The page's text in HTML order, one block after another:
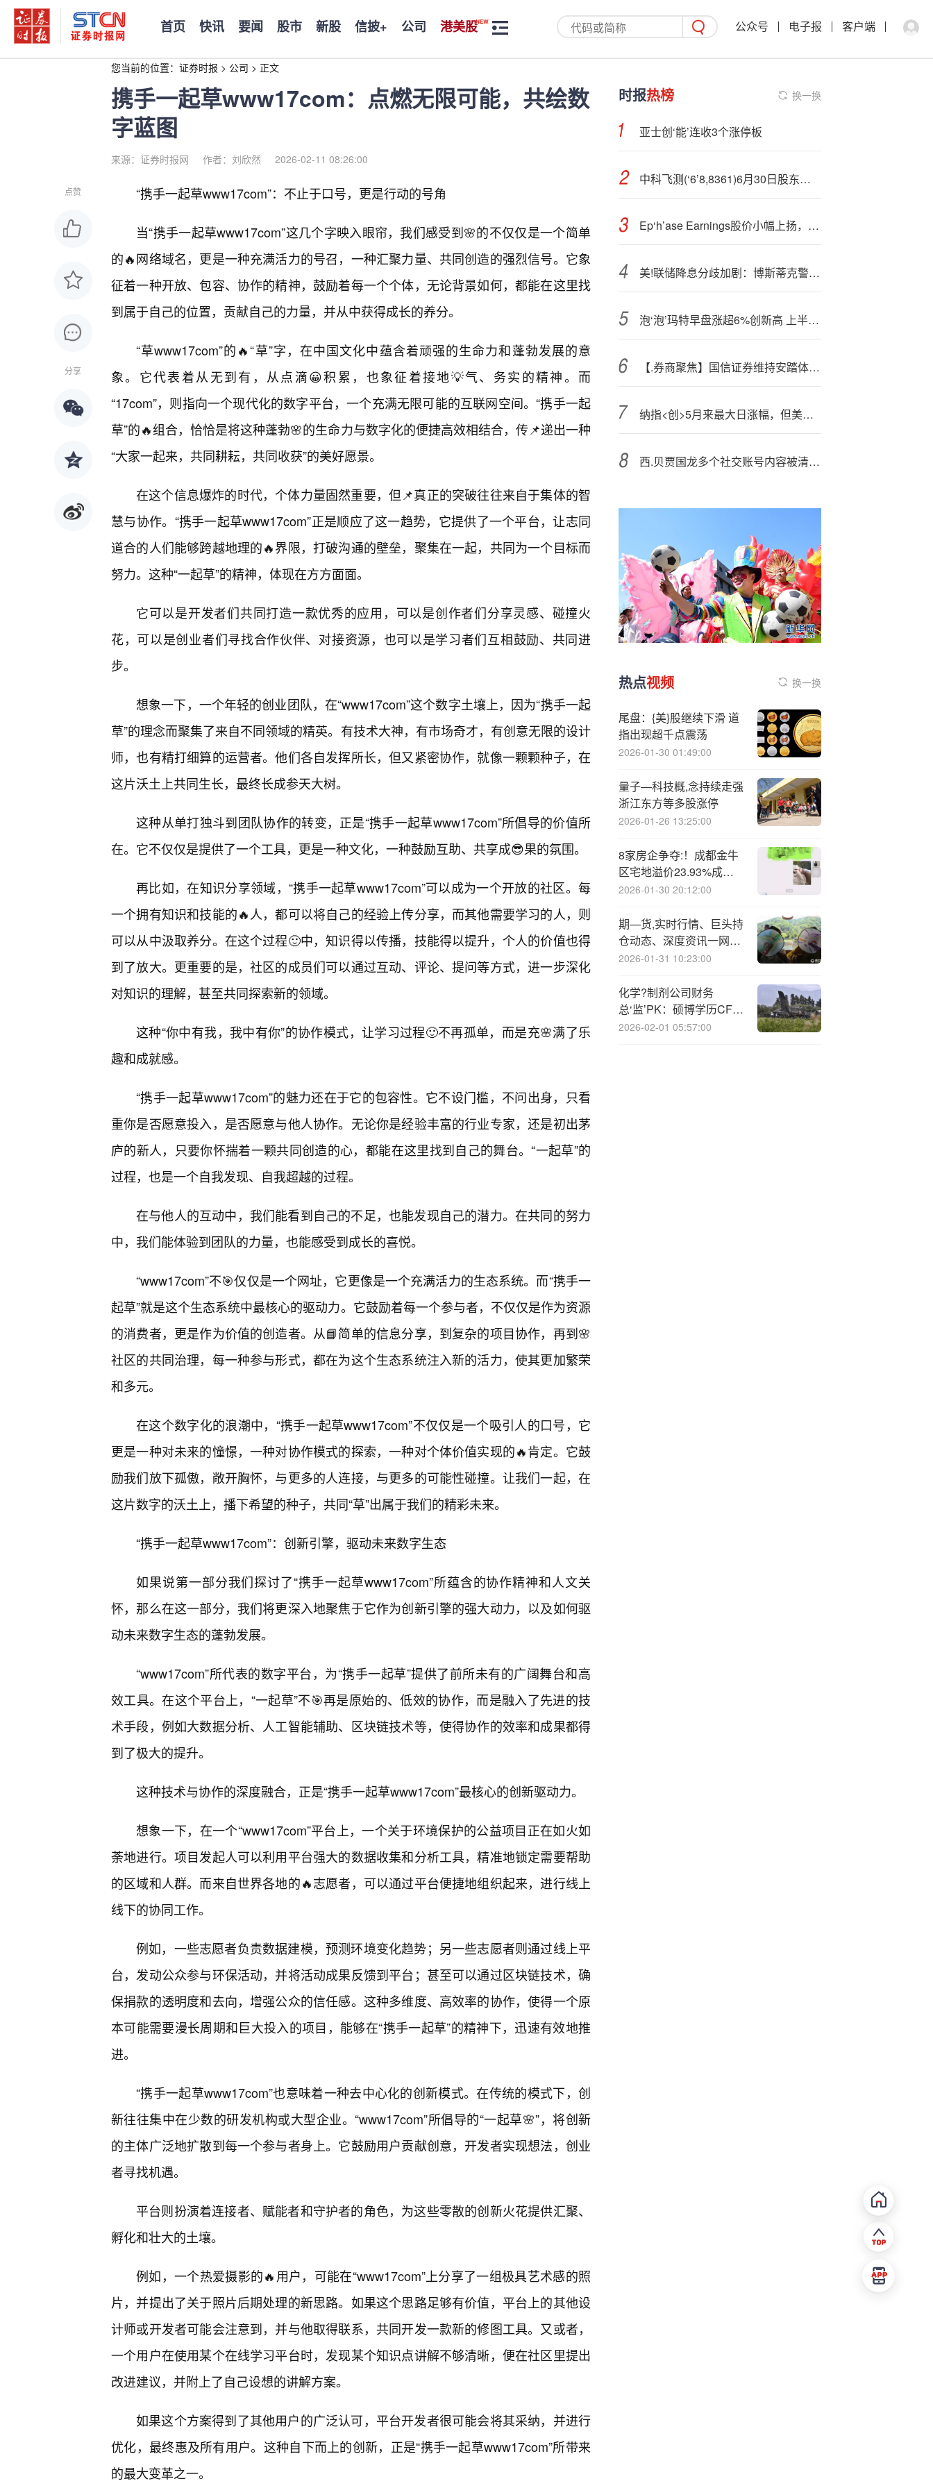
首页 快讯 要闻 股市 新股 信披+ 公司 港美股 公众号 电子报 客户端
您当前的位置： 证券时报 > 公司 > 正文
携手一起草www17com：点燃无限可能，共绘数
字蓝图
来源：证券时报网 作者：刘欣然 2026-02-11 08:26:00
点赞
分享
“携手一起草www17com”：不止于口号，更是行动的号角
当“携手一起草www17com”这几个字映入眼帘，我们感受到🌸的不仅仅是一个简单
的🔥网络域名，更是一种充满活力的号召，一种汇聚力量、共同创造的强烈信号。它象
征着一种开放、包容、协作的精神，鼓励着每一个个体，无论背景如何，都能在这里找
到属于自己的位置，贡献自己的力量，并从中获得成长的养分。
“草www17com”的🔥“草”字，在中国文化中蕴含着顽强的生命力和蓬勃发展的意
象。它代表着从无到有，从点滴😀积累，也象征着接地💡气、务实的精神。而
“17com”，则指向一个现代化的数字平台，一个充满无限可能的互联网空间。“携手一起
草”的🔥组合，恰恰是将这种蓬勃🌸的生命力与数字化的便捷高效相结合，传📌递出一种
“大家一起来，共同耕耘，共同收获”的美好愿景。
在这个信息爆炸的时代，个体力量固然重要，但📌真正的突破往往来自于集体的智
慧与协作。“携手一起草www17com”正是顺应了这一趋势，它提供了一个平台，让志同
道合的人们能够跨越地理的🔥界限，打破沟通的壁垒，聚集在一起，共同为一个目标而
努力。这种“一起草”的精神，体现在方方面面。
它可以是开发者们共同打造一款优秀的应用，可以是创作者们分享灵感、碰撞火
花，可以是创业者们寻找合作伙伴、对接资源，也可以是学习者们互相鼓励、共同进
步。
想象一下，一个年轻的创业团队，在“www17com”这个数字土壤上，因为“携手一起
草”的理念而聚集了来自不同领域的精英。有技术大神，有市场奇才，有创意无限的设计
师，也有精打细算的运营者。他们各自发挥所长，但又紧密协作，就像一颗颗种子，在
这片沃土上共同生长，最终长成参天大树。
这种从单打独斗到团队协作的转变，正是“携手一起草www17com”所倡导的价值所
在。它不仅仅是提供了一个工具，更是一种文化，一种鼓励互助、共享成😎果的氛围。
再比如，在知识分享领域，“携手一起草www17com”可以成为一个开放的社区。每
一个拥有知识和技能的🔥人，都可以将自己的经验上传分享，而其他需要学习的人，则
可以从中汲取养分。在这个过程🙂中，知识得以传播，技能得以提升，个人的价值也得
到了放大。更重要的是，社区的成员们可以通过互动、评论、提问等方式，进一步深化
对知识的理解，甚至共同探索新的领域。
这种“你中有我，我中有你”的协作模式，让学习过程🙂不再孤单，而是充🌸满了乐
趣和成就感。
“携手一起草www17com”的魅力还在于它的包容性。它不设门槛，不问出身，只看
重你是否愿意投入，是否愿意与他人协作。无论你是经验丰富的行业专家，还是初出茅
庐的新人，只要你怀揣着一颗共同创造的心，都能在这里找到自己的舞台。“一起草”的
过程，也是一个自我发现、自我超越的过程。
在与他人的互动中，我们能看到自己的不足，也能发现自己的潜力。在共同的努力
中，我们能体验到团队的力量，也能感受到成长的喜悦。
“www17com”不🎯仅仅是一个网址，它更像是一个充满活力的生态系统。而“携手一
起草”就是这个生态系统中最核心的驱动力。它鼓励着每一个参与者，不仅仅是作为资源
的消费者，更是作为价值的创造者。从📘简单的信息分享，到复杂的项目协作，再到🌸
社区的共同治理，每一种参与形式，都在为这个生态系统注入新的活力，使其更加繁荣
和多元。
在这个数字化的浪潮中，“携手一起草www17com”不仅仅是一个吸引人的口号，它
更是一种对未来的憧憬，一种对协作模式的探索，一种对个体价值实现的🔥肯定。它鼓
励我们放下孤傲，敞开胸怀，与更多的人连接，与更多的可能性碰撞。让我们一起，在
这片数字的沃土上，播下希望的种子，共同“草”出属于我们的精彩未来。
“携手一起草www17com”：创新引擎，驱动未来数字生态
如果说第一部分我们探讨了“携手一起草www17com”所蕴含的协作精神和人文关
怀，那么在这一部分，我们将更深入地聚焦于它作为创新引擎的强大动力，以及如何驱
动未来数字生态的蓬勃发展。
“www17com”所代表的数字平台，为“携手一起草”提供了前所未有的广阔舞台和高
效工具。在这个平台上，“一起草”不🎯再是原始的、低效的协作，而是融入了先进的技
术手段，例如大数据分析、人工智能辅助、区块链技术等，使得协作的效率和成果都得
到了极大的提升。
这种技术与协作的深度融合，正是“携手一起草www17com”最核心的创新驱动力。
想象一下，在一个“www17com”平台上，一个关于环境保护的公益项目正在如火如
荼地进行。项目发起人可以利用平台强大的数据收集和分析工具，精准地锁定需要帮助
的区域和人群。而来自世界各地的🔥志愿者，可以通过平台便捷地组织起来，进行线上
线下的协同工作。
例如，一些志愿者负责数据建模，预测环境变化趋势；另一些志愿者则通过线上平
台，发动公众参与环保活动，并将活动成果反馈到平台；甚至可以通过区块链技术，确
保捐款的透明度和去向，增强公众的信任感。这种多维度、高效率的协作，使得一个原
本可能需要漫长周期和巨大投入的项目，能够在“携手一起草”的精神下，迅速有效地推
进。
“携手一起草www17com”也意味着一种去中心化的创新模式。在传统的模式下，创
新往往集中在少数的研发机构或大型企业。“www17com”所倡导的“一起草🌸”，将创新
的主体广泛地扩散到每一个参与者身上。它鼓励用户贡献创意，开发者实现想法，创业
者寻找机遇。
平台则扮演着连接者、赋能者和守护者的角色，为这些零散的创新火花提供汇聚、
孵化和壮大的土壤。
例如，一个热爱摄影的🔥用户，可能在“www17com”上分享了一组极具艺术感的照
片，并提出了关于照片后期处理的新思路。如果这个思路足够有价值，平台上的其他设
计师或开发者可能会注意到，并与他取得联系，共同开发一款新的修图工具。又或者，
一个用户在使用某个在线学习平台时，发现某个知识点讲解不够清晰，便在社区里提出
改进建议，并附上了自己设想的讲解方案。
如果这个方案得到了其他用户的广泛认可，平台开发者很可能会将其采纳，并进行
优化，最终惠及所有用户。这种自下而上的创新，正是“携手一起草www17com”所带来
的最大变革之一。
时报热榜 换一换
亚士创‘能’连收3个涨停板
中科飞测(‘6’8,8361)6月30日股东户数0.98万户，较上期减少11.83%
Ep‘h’ase Earnings股价小幅上扬，其财报备受关注
美!联储降息分歧加剧：博斯蒂克警告关税或致长期通胀，维持年内降息一次预期
泡‘泡’玛特早盘涨超6%创新高 上半年经调整净利同比增长3.6倍
【.券商聚焦】国信证券维持安踏体育(02020)“优于大市”评级 指公司有望持续增强在全球运动市场的竞争力
纳指<创>5月来最大日涨幅，但美国政府“重开”有利也有弊
西.贝贾国龙多个社交账号内容被清空，抖音仅留一条视频作品
热点视频 换一换
尾盘：{美}股继续下滑 道
指出现超千点震荡
2026-01-30 01:49:00
量子—科技概,念持续走强
浙江东方等多股涨停
2026-01-26 13:25:00
8家房企争夺:！成都金牛
区宅地溢价23.93%成
交，楼面价再破2万元/平
2026-01-30 20:12:00
期—货,实时行情、巨头持
仓动态、深度资讯一网打
尽！这款APP不容错过！
2026-01-31 10:23:00
化学?制剂公司财务
总‘监’PK：硕博学历CFO
占比近4成 恒瑞医药刘健
2026-02-01 05:57:00